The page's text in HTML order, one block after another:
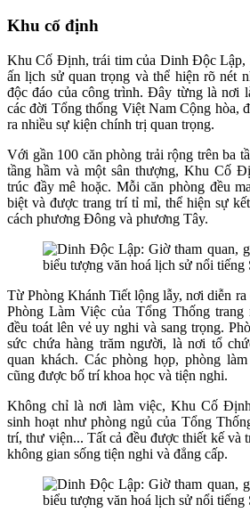
Khu cố định
Khu Cố Định, trái tim của Dinh Độc Lập,
ấn lịch sử quan trọng và thể hiện rõ nét
độc đáo của công trình. Đây từng là nơi
các đời Tổng thống Việt Nam Cộng hòa,
ra nhiều sự kiện chính trị quan trọng.
Với gần 100 căn phòng trải rộng trên ba
tầng hầm và một sân thượng, Khu Cố
trúc đầy mê hoặc. Mỗi căn phòng đều
biệt và được trang trí tỉ mỉ, thể hiện sự
cách phương Đông và phương Tây.
Từ Phòng Khánh Tiết lộng lẫy, nơi diễn ra
Phòng Làm Việc của Tổng Thống trang
đều toát lên vẻ uy nghi và sang trọng.
sức chứa hàng trăm người, là nơi tổ
quan khách. Các phòng họp, phòng
cũng được bố trí khoa học và tiện nghi.
Không chỉ là nơi làm việc, Khu Cố
sinh hoạt như phòng ngủ của Tổng
trí, thư viện... Tất cả đều được thiết kế và
không gian sống tiện nghi và đẳng cấp.